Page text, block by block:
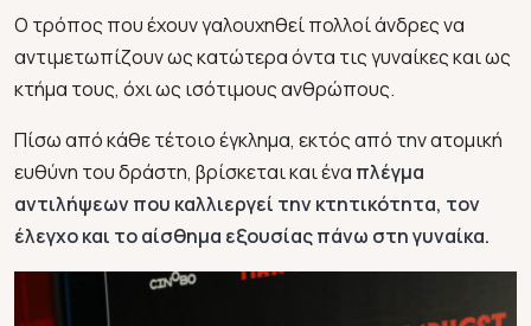
Ο τρόπος που έχουν γαλουχηθεί πολλοί άνδρες να
αντιμετωπίζουν ως κατώτερα όντα τις γυναίκες και ως
κτήμα τους, όχι ως ισότιμους ανθρώπους.
Πίσω από κάθε τέτοιο έγκλημα, εκτός από την ατομική
ευθύνη του δράστη, βρίσκεται και ένα πλέγμα
αντιλήψεων που καλλιεργεί την κτητικότητα, τον
έλεγχο και το αίσθημα εξουσίας πάνω στη γυναίκα.